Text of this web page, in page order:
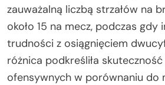
zauważalną liczbą strzałów na
około 15 na mecz, podczas gdy
trudności z osiągnięciem
różnica podkreśliła
ofensywnych w porównaniu do